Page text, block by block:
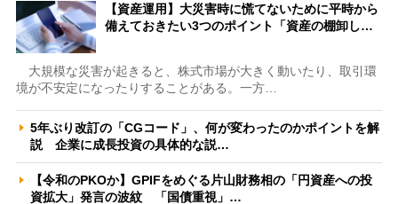
【資産運用】大災害時に慌てないために平時から
備えておきたい3つのポイント「資産の棚卸し…
大規模な災害が起きると、株式市場が大きく動いたり、取引環
境が不安定になったりすることがある。一方…
5年ぶり改訂の「CGコード」、何が変わったのかポイントを解
説 企業に成長投資の具体的な説…
【令和のPKOか】GPIFをめぐる片山財務相の「円資産への投
資拡大」発言の波紋 「国債重視」…